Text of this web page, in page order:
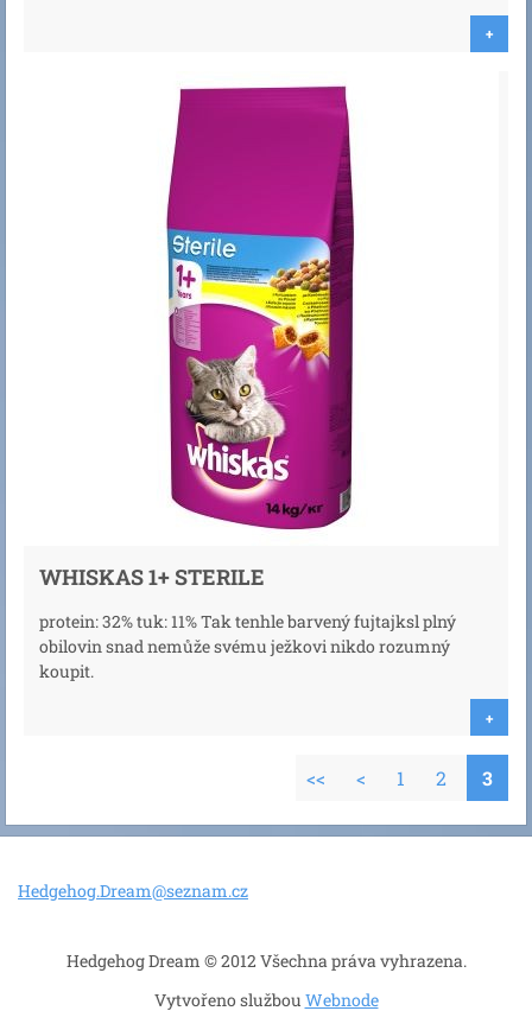
+
WHISKAS 1+ STERILE
protein: 32% tuk: 11% Tak tenhle barvený fujtajksl plný
obilovin snad nemůže svému ježkovi nikdo rozumný
koupit.
+
<< < 1 2 3
Hedgehog.Dream@seznam.cz
Hedgehog Dream © 2012 Všechna práva vyhrazena.
Vytvořeno službou Webnode